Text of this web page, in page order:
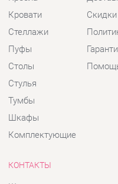
КОНТАКТЫ
Шоурум и склад самовывоза
Адрес: г. Екатеринбург, пер.
Базовый, 47
Телефон: +7 (903) 000-00-00